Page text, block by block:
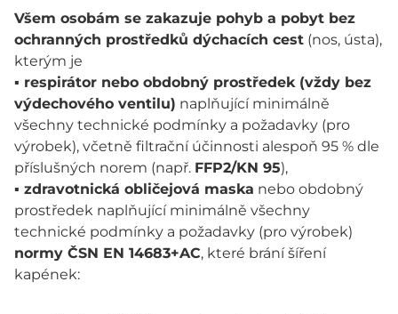
Všem osobám se zakazuje pohyb a pobyt bez
ochranných prostředků dýchacích cest (nos, ústa),
kterým je
▪ respirátor nebo obdobný prostředek (vždy bez
výdechového ventilu) naplňující minimálně
všechny technické podmínky a požadavky (pro
výrobek), včetně filtrační účinnosti alespoň 95 % dle
příslušných norem (např. FFP2/KN 95),
▪ zdravotnická obličejová maska nebo obdobný
prostředek naplňující minimálně všechny
technické podmínky a požadavky (pro výrobek)
normy ČSN EN 14683+AC, které brání šíření
kapének: